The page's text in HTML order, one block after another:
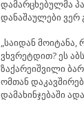
დამარცხებულმა
დანაშაულები ვერ
„საიდან მოიტანა,
ვხვრეტდით? ეს
ზაქარეიშვილი
ომთან
დამახინჯებაში